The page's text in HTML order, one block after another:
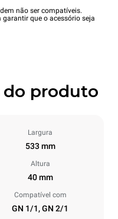
não ser compatíveis.
que o acessório seja
do produto
Largura
533 mm
Altura
40 mm
Compatível com
GN 1/1, GN 2/1